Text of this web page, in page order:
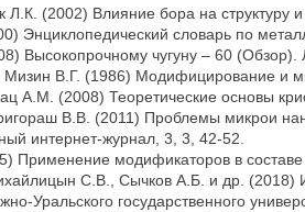
(2002) Влияние бора на структуру и
Энциклопедический словарь по
Высокопрочному чугуну – 60 (Обзор).
В.Г. (1986) Модифицирование и
А.М. (2008) Теоретические основы
В.В. (2011) Проблемы микрои
интернет-журнал, 3, 3, 42-52.
Применение модификаторов в
С.В., Сычков А.Б. и др. (2018)
Уральского государственного